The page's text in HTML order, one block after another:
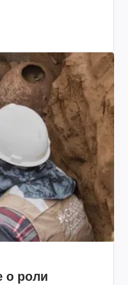
о роли